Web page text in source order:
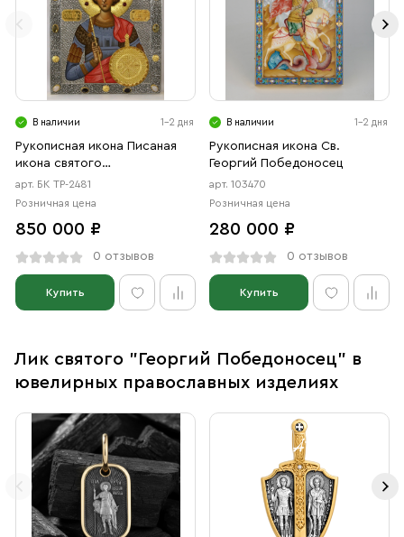
В наличии 1-2 дня
Рукописная икона Писаная
икона святого
великомученика Георгия
Победоносца
арт. БК ТР-2481
Розничная цена
850 000 ₽
0 отзывов
Купить
В наличии 1-2 дня
Рукописная икона Св.
Георгий Победоносец
арт. 103470
Розничная цена
280 000 ₽
0 отзывов
Купить
Лик святого "Георгий Победоносец" в
ювелирных православных изделиях